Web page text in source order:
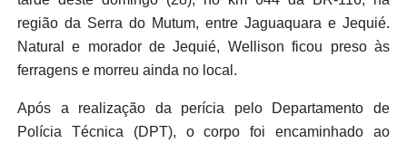
região da Serra do Mutum, entre Jaguaquara e Jequié.
Natural e morador de Jequié, Wellison ficou preso às
ferragens e morreu ainda no local.
Após a realização da perícia pelo Departamento de
Polícia Técnica (DPT), o corpo foi encaminhado ao